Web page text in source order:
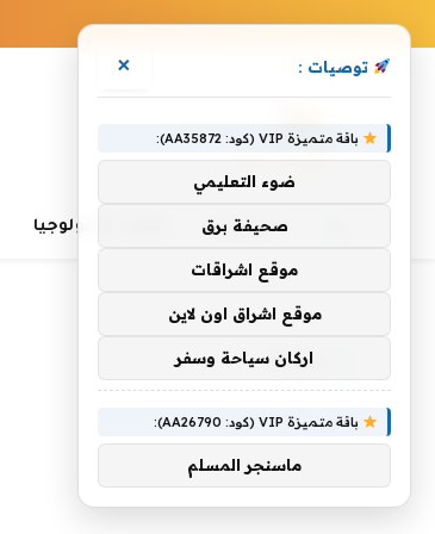
الرئيسية تعلم التكنولوجيا
ترجمة
توصيات : ×
باقة متميزة VIP (كود: AA35872):
ضوء التعليمي
صحيفة برق
موقع اشراقات
موقع اشراق اون لاين
اركان سياحة وسفر
باقة متميزة VIP (كود: AA26790):
ماسنجر المسلم